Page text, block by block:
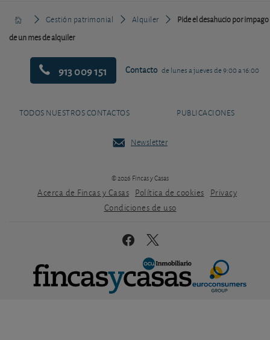
Gestión patrimonial Alquiler
Pide el desahucio por impago
de un mes de alquiler
913 009 151 Contacto de lunes a jueves de 9:00 a 16:00
TODOS NUESTROS CONTACTOS PUBLICACIONES
Newsletter
© 2026 Fincas y Casas
Acerca de Fincas y Casas Política de cookies
Privacy
Condiciones de uso